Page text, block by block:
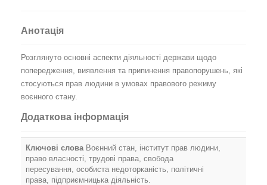
Анотація
Розглянуто основні аспекти діяльності держави щодо
попередження, виявлення та припинення правопорушень, які
стосуються прав людини в умовах правового режиму
воєнного стану.
Додаткова інформація
Ключові слова Воєнний стан, інститут прав людини,
право власності, трудові права, свобода
пересування, особиста недоторканість, політичні
права, підприємницька діяльність.